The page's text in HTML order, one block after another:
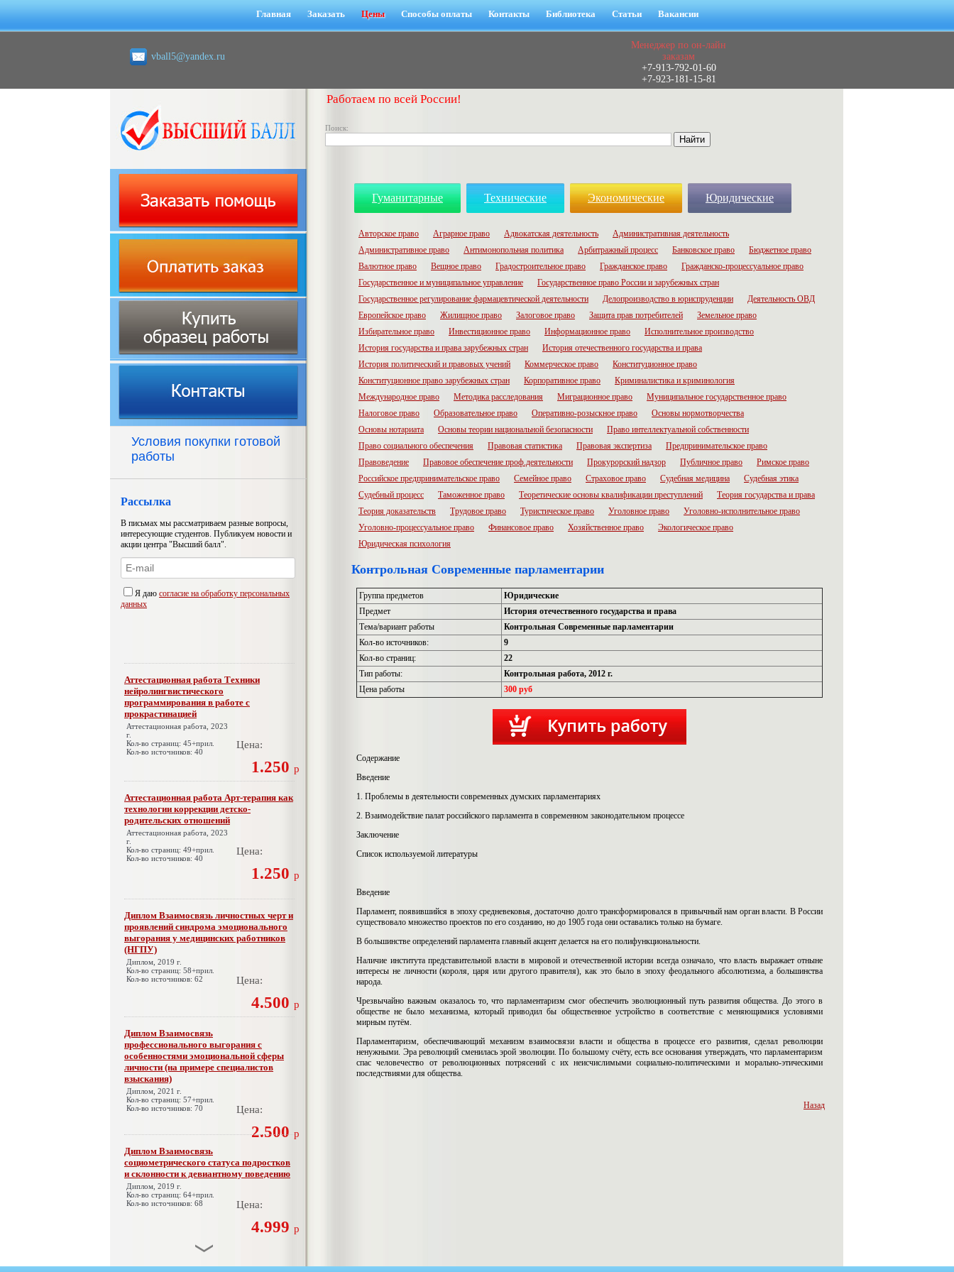
Главная Заказать Цены Способы оплаты Контакты Библиотека Статьи Вакансии
vball5@yandex.ru
Менеджер по он-лайн
заказам
+7-913-792-01-60
+7-923-181-15-81
Работаем по всей России!
Поиск:
Условия покупки готовой
работы
Рассылка
В письмах мы рассматриваем разные вопросы,
интересующие студентов. Публикуем новости и
акции центра "Высший балл".
Я даю согласие на обработку персональных
данных
Аттестационная работа Техники
нейролингвистического
программирования в работе с
прокрастинацией
Аттестационная работа, 2023
г.
Кол-во страниц: 45+прил.
Кол-во источников: 40
Цена:
1.250 р
Аттестационная работа Арт-терапия как
технологии коррекции детско-
родительских отношений
Аттестационная работа, 2023
г.
Кол-во страниц: 49+прил.
Кол-во источников: 40
Цена:
1.250 р
Диплом Взаимосвязь личностных черт и
проявлений синдрома эмоционального
выгорания у медицинских работников
(НГПУ)
Диплом, 2019 г.
Кол-во страниц: 58+прил.
Кол-во источников: 62
Цена:
4.500 р
Диплом Взаимосвязь
профессионального выгорания с
особенностями эмоциональной сферы
личности (на примере специалистов
взыскания)
Диплом, 2021 г.
Кол-во страниц: 57+прил.
Кол-во источников: 70
Цена:
2.500 р
Диплом Взаимосвязь
социометрического статуса подростков
и склонности к девиантному поведению
Диплом, 2019 г.
Кол-во страниц: 64+прил.
Кол-во источников: 68
Цена:
4.999 р
Диплом Взаимосвязь эмпатии и
Гуманитарные Технические Экономические Юридические
Авторское право Аграрное право Адвокатская деятельность
Административная деятельность
Административное право
Антимонопольная политика Арбитражный процесс Банковское право
Бюджетное право
Валютное право
Вещное право Градостроительное право Гражданское право
Гражданско-процессуальное право
Государственное и муниципальное управление
Государственное право России и зарубежных стран
Государственное регулирование фармацевтической деятельности
Делопроизводство в юриспруденции
Деятельность ОВД
Европейское право
Жилищное право Залоговое право Защита прав потребителей
Земельное право
Избирательное право
Инвестиционное право Информационное право
Исполнительное производство
История государства и права зарубежных стран
История отечественного государства и права
История политический и правовых учений
Коммерческое право
Конституционное право
Конституционное право зарубежных стран
Корпоративное право
Криминалистика и криминология
Международное право
Методика расследования Миграционное право
Муниципальное государственное право
Налоговое право
Образовательное право Оперативно-розыскное право
Основы нормотворчества
Основы нотариата
Основы теории национальной безопасности
Право интеллектуальной собственности
Право социального обеспечения
Правовая статистика Правовая экспертиза
Предпринимательское право
Правоведение
Правовое обеспечение проф.деятельности Прокурорский надзор Публичное право
Римское право
Российское предпринимательское право
Семейное право Страховое право Судебная медицина
Судебная этика
Судебный процесс
Таможенное право Теоретические основы квалификации преступлений
Теория государства и права
Теория доказательств
Трудовое право Туристическое право Уголовное право
Уголовно-исполнительное право
Уголовно-процессуальное право
Финансовое право Хозяйственное право
Экологическое право
Юридическая психология
Контрольная Современные парламентарии
Группа предметов
Юридические
Предмет
История отечественного государства и права
Тема/вариант работы
Контрольная Современные парламентарии
Кол-во источников:
9
Кол-во страниц:
22
Тип работы:
Контрольная работа, 2012 г.
Цена работы
300 руб
Содержание
Введение
1. Проблемы в деятельности современных думских парламентариях
2. Взаимодействие палат российского парламента в современном законодательном процессе
Заключение
Список используемой литературы
Введение
Парламент, появившийся в эпоху средневековья, достаточно долго трансформировался в привычный нам орган власти. В России
существовало множество проектов по его созданию, но до 1905 года они оставались только на бумаге.
В большинстве определений парламента главный акцент делается на его полифункциональности.
Наличие института представительной власти в мировой и отечественной истории всегда означало, что власть выражает отныне
интересы не личности (короля, царя или другого правителя), как это было в эпоху феодального абсолютизма, а большинства
народа.
Чрезвычайно важным оказалось то, что парламентаризм смог обеспечить эволюционный путь развития общества. До этого в
обществе не было механизма, который приводил бы общественное устройство в соответствие с меняющимися условиями
мирным путём.
Парламентаризм, обеспечивающий механизм взаимосвязи власти и общества в процессе его развития, сделал революции
ненужными. Эра революций сменилась эрой эволюции. По большому счёту, есть все основания утверждать, что парламентаризм
спас человечество от революционных потрясений с их неисчислимыми социально-политическими и морально-этическими
последствиями для общества.
Назад